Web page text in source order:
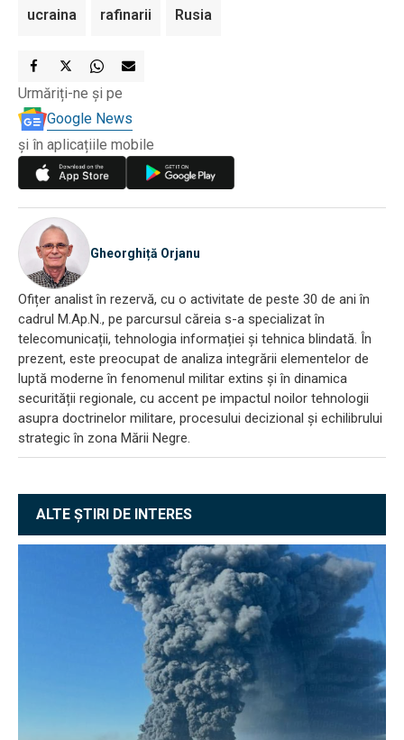
ucraina rafinarii Rusia
Urmăriți-ne și pe
Google News
și în aplicațiile mobile
Gheorghiță Orjanu
Ofițer analist în rezervă, cu o activitate de peste 30 de ani în
cadrul M.Ap.N., pe parcursul căreia s-a specializat în
telecomunicații, tehnologia informației și tehnica blindată. În
prezent, este preocupat de analiza integrării elementelor de
luptă moderne în fenomenul militar extins și în dinamica
securității regionale, cu accent pe impactul noilor tehnologii
asupra doctrinelor militare, procesului decizional și echilibrului
strategic în zona Mării Negre.
ALTE ȘTIRI DE INTERES